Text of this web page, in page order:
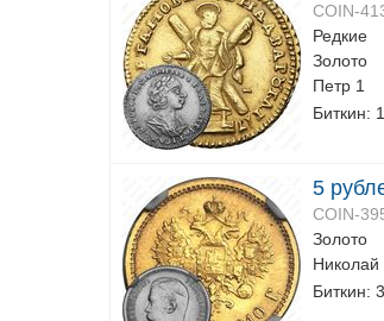
COIN-
Редкие
Золото
Петр 1
Биткин:
5
COIN-
Золото
Николай
Биткин: